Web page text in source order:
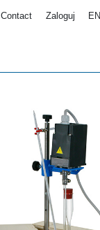
Contact Zaloguj EN